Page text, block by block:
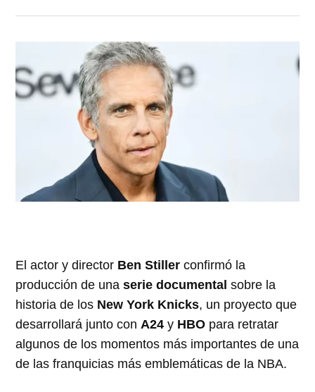
El actor y director Ben Stiller confirmó la
producción de unaserie documental sobre la
historia de los New York Knicks, un proyecto que
desarrollará junto con A24 y HBO para retratar
algunos de los momentos más importantes de una
de las franquicias más emblemáticas de la NBA.